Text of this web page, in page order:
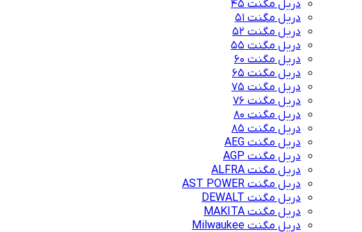
دریل مگنت 45
دریل مگنت 51
دریل مگنت 52
دریل مگنت 55
دریل مگنت 60
دریل مگنت 65
دریل مگنت 75
دریل مگنت 76
دریل مگنت 80
دریل مگنت 85
دریل مگنت AEG
دریل مگنت AGP
دریل مگنت ALFRA
دریل مگنت AST POWER
دریل مگنت DEWALT
دریل مگنت MAKITA
دریل مگنت Milwaukee